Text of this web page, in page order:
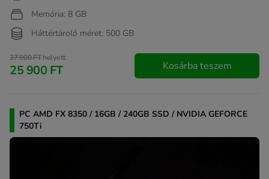
Memória: 8 GB
Háttértároló méret: 500 GB
27 900 FThelyett
25 900 FT Kosárba teszem
PC AMD FX 8350 / 16GB / 240GB SSD / NVIDIA GEFORCE
750Ti